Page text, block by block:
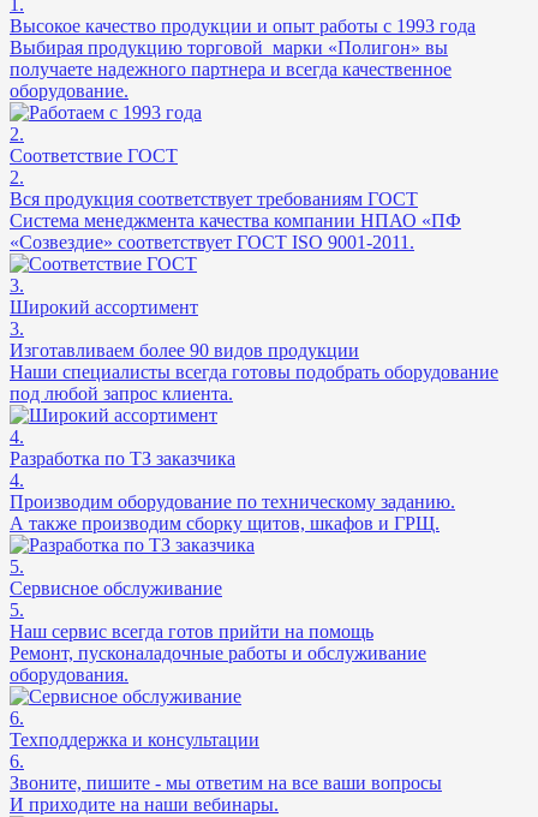
1.
Высокое качество продукции и опыт работы с 1993 года
Выбирая продукцию торговой марки «Полигон» вы
получаете надежного партнера и всегда качественное
оборудование.
2.
Соответствие ГОСТ
2.
Вся продукция соответствует требованиям ГОСТ
Система менеджмента качества компании НПАО «ПФ
«Созвездие» соответствует ГОСТ ISO 9001-2011.
3.
Широкий ассортимент
3.
Изготавливаем более 90 видов продукции
Наши специалисты всегда готовы подобрать оборудование
под любой запрос клиента.
4.
Разработка по ТЗ заказчика
4.
Производим оборудование по техническому заданию.
А также производим сборку щитов, шкафов и ГРЩ.
5.
Сервисное обслуживание
5.
Наш сервис всегда готов прийти на помощь
Ремонт, пусконаладочные работы и обслуживание
оборудования.
6.
Техподдержка и консультации
6.
Звоните, пишите - мы ответим на все ваши вопросы
И приходите на наши вебинары.